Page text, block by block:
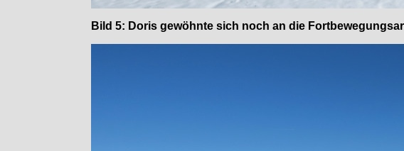
Bild 5: Doris gewöhnte sich noch an die